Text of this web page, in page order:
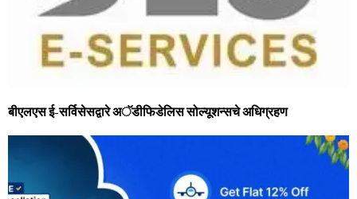
बीएलएस ई-सर्विसेसद्वारे अॅडीफिडेलिस सोल्‍यूशन्‍सचे अधिग्रहण